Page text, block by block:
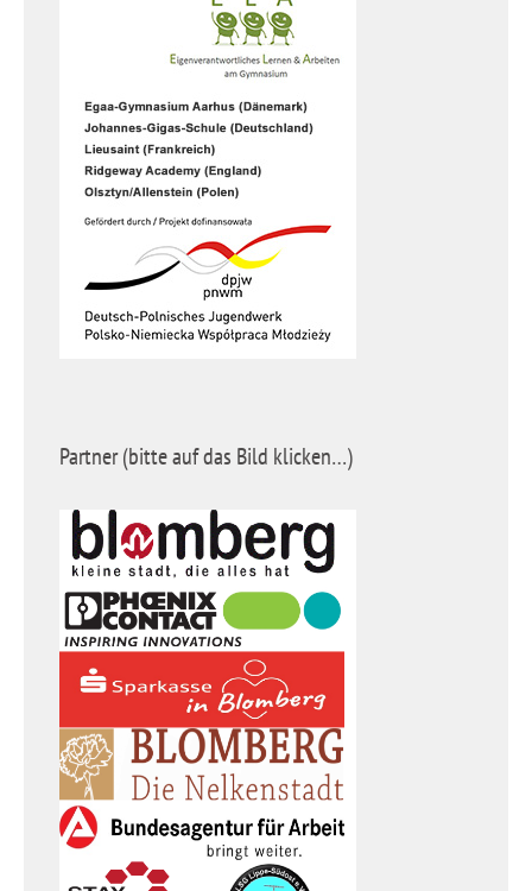
Partner (bitte auf das Bild klicken…)